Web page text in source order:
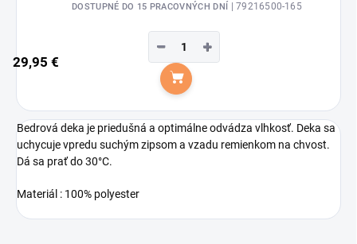
DOSTUPNÉ DO 15 PRACOVNÝCH DNÍ | 79216500-165
29,95 €
+
−
Do košíka
Bedrová deka je priedušná a optimálne odvádza vlhkosť. Deka sa
uchycuje vpredu suchým zipsom a vzadu remienkom na chvost.
Dá sa prať do 30°C.
Materiál : 100% polyester